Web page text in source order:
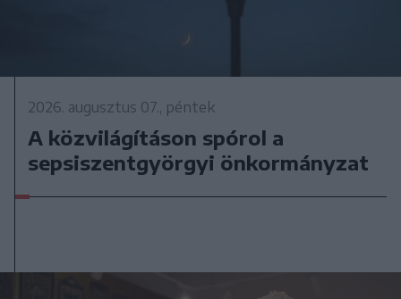
2026. augusztus 07., péntek
A közvilágításon spórol a
sepsiszentgyörgyi önkormányzat